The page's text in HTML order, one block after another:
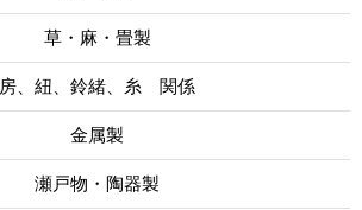
草・麻・畳製
房、紐、鈴緒、糸 関係
金属製
瀬戸物・陶器製